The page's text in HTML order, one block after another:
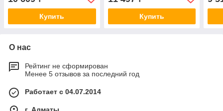
Купить Купить
О нас
Рейтинг не сформирован
Менее 5 отзывов за последний год
Работает с 04.07.2014